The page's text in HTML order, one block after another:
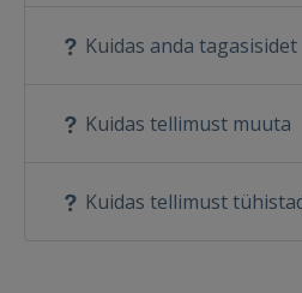
Kuidas anda tagasisidet
Kuidas tellimust muuta
Kuidas tellimust